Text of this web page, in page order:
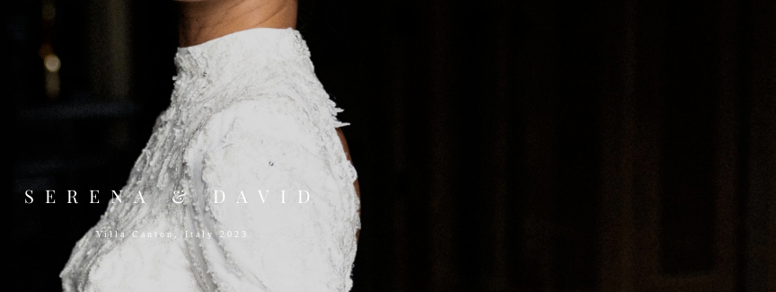
SERENA & DAVID
Villa Canton, Italy 2023